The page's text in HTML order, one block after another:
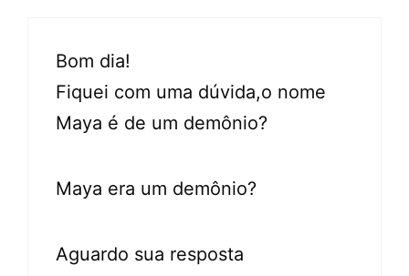
Bom dia!
Fiquei com uma dúvida,o nome
Maya é de um demônio?
Maya era um demônio?
Aguardo sua resposta